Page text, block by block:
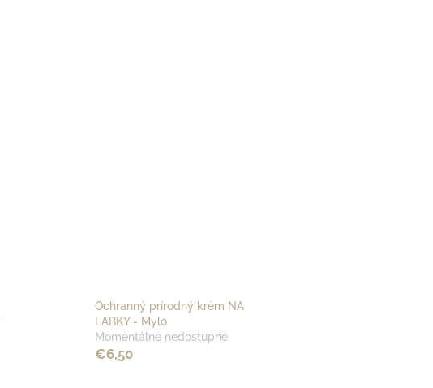
Ochranný prírodný krém NA
LABKY - Mylo
Momentálne nedostupné
€6,50